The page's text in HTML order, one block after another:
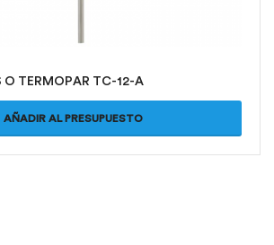
O TERMOPAR TC-12-A
AÑADIR AL PRESUPUESTO